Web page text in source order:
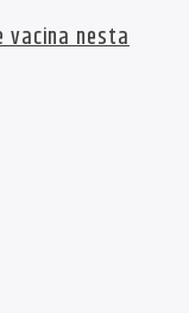
vacina nesta